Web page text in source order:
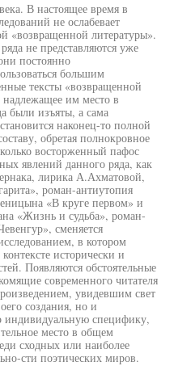
В настоящее время в
не ослабевает
«возвращенной литературы».
не представляются уже
постоянно
большим
тексты «возвращенной
им место в
были изъяты, а сама
наконец-то полной
обретая полнокровное
восторженный пафос
явлений данного ряда, как
лирика А.Ахматовой,
роман-антиутопия
«В круге первом» и
«Жизнь и судьба», роман-
сменяется
в котором
исторически и
Появляются обстоятельные
современного читателя
увидевшим свет
создания, но и
индивидуальную специфику,
место в общем
сходных или наиболее
сти поэтических миров.